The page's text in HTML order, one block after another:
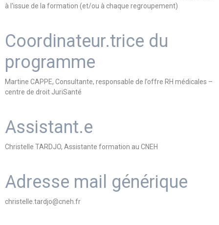
à l'issue de la formation (et/ou à chaque regroupement)
Coordinateur.trice du
programme
Martine CAPPE, Consultante, responsable de l’offre RH médicales –
centre de droit JuriSanté
Assistant.e
Christelle TARDJO, Assistante formation au CNEH
Adresse mail générique
christelle.tardjo@cneh.fr